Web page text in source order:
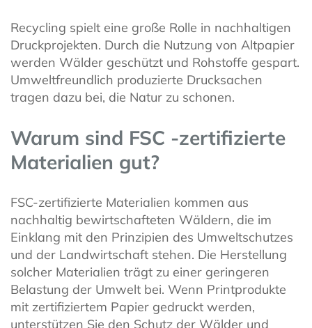
Recycling spielt eine große Rolle in nachhaltigen
Druckprojekten. Durch die Nutzung von Altpapier
werden Wälder geschützt und Rohstoffe gespart.
Umweltfreundlich produzierte Drucksachen
tragen dazu bei, die Natur zu schonen.
Warum sind FSC -zertifizierte
Materialien gut?
FSC-zertifizierte Materialien kommen aus
nachhaltig bewirtschafteten Wäldern, die im
Einklang mit den Prinzipien des Umweltschutzes
und der Landwirtschaft stehen. Die Herstellung
solcher Materialien trägt zu einer geringeren
Belastung der Umwelt bei. Wenn Printprodukte
mit zertifiziertem Papier gedruckt werden,
unterstützen Sie den Schutz der Wälder und